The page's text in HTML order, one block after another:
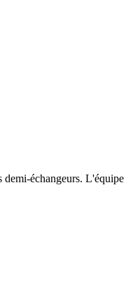
échangeurs. L'équipe